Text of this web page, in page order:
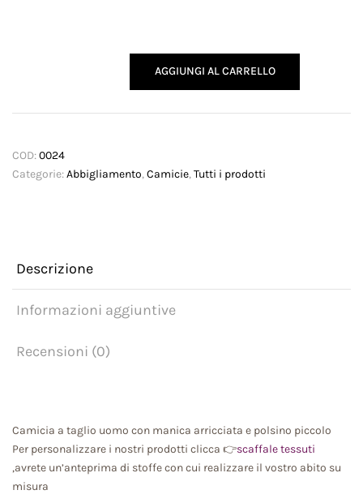
AGGIUNGI AL CARRELLO
COD:0024
Categorie:Abbigliamento,Camicie,Tutti i prodotti
Descrizione
Informazioni aggiuntive
Recensioni (0)
Camicia a taglio uomo con manica arricciata e polsino piccolo
Per personalizzare i nostri prodotti clicca 👉scaffale tessuti
,avrete un’anteprima di stoffe con cui realizzare il vostro abito su
misura